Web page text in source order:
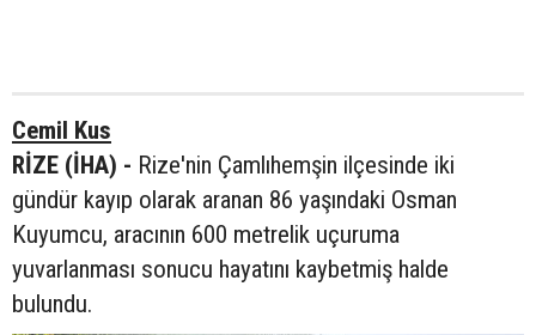
Cemil Kus
RİZE (İHA) - Rize'nin Çamlıhemşin ilçesinde iki
gündür kayıp olarak aranan 86 yaşındaki Osman
Kuyumcu, aracının 600 metrelik uçuruma
yuvarlanması sonucu hayatını kaybetmiş halde
bulundu.